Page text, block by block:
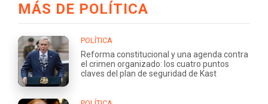
MÁS DE POLÍTICA
POLÍTICA
Reforma constitucional y una agenda contra
el crimen organizado: los cuatro puntos
claves del plan de seguridad de Kast